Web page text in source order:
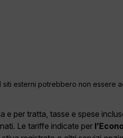
siti esterni potrebbero non essere
e per tratta, tasse e spese
Le tariffe indicate per